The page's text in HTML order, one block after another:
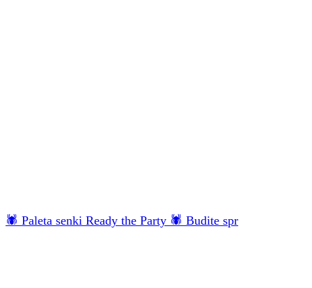
🕷 Paleta senki Ready the Party 🕷 Budite spr